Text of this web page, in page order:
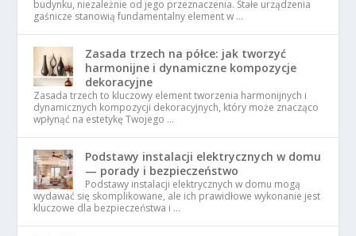
budynku, niezależnie od jego przeznaczenia. Stałe urządzenia
gaśnicze stanowią fundamentalny element w …
Zasada trzech na półce: jak tworzyć
harmonijne i dynamiczne kompozycje
dekoracyjne
Zasada trzech to kluczowy element tworzenia harmonijnych i
dynamicznych kompozycji dekoracyjnych, który może znacząco
wpłynąć na estetykę Twojego …
Podstawy instalacji elektrycznych w domu
— porady i bezpieczeństwo
Podstawy instalacji elektrycznych w domu mogą
wydawać się skomplikowane, ale ich prawidłowe wykonanie jest
kluczowe dla bezpieczeństwa i …